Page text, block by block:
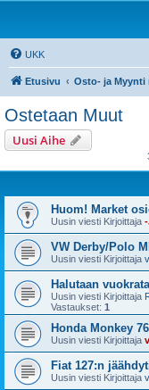
UKK
Etusivu Osto- ja Myynti
Ostetaan Muut
Uusi Aihe
Huom! Market
Uusin viesti Kirjoittaja
VW Derby/Polo
Uusin viesti Kirjoittaja
Halutaan
Uusin viesti Kirjoittaja
Vastaukset: 1
Honda Monkey
Uusin viesti Kirjoittaja
Fiat 127:n
Uusin viesti Kirjoittaja